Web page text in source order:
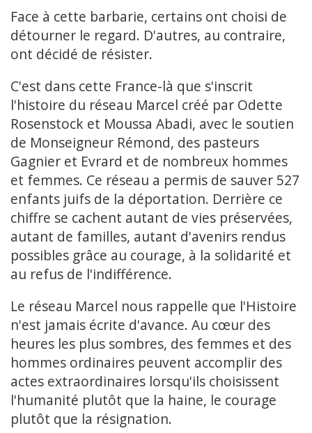
Face à cette barbarie, certains ont choisi de
détourner le regard. D'autres, au contraire,
ont décidé de résister.
C'est dans cette France-là que s'inscrit
l'histoire du réseau Marcel créé par Odette
Rosenstock et Moussa Abadi, avec le soutien
de Monseigneur Rémond, des pasteurs
Gagnier et Evrard et de nombreux hommes
et femmes. Ce réseau a permis de sauver 527
enfants juifs de la déportation. Derrière ce
chiffre se cachent autant de vies préservées,
autant de familles, autant d'avenirs rendus
possibles grâce au courage, à la solidarité et
au refus de l'indifférence.
Le réseau Marcel nous rappelle que l'Histoire
n'est jamais écrite d'avance. Au cœur des
heures les plus sombres, des femmes et des
hommes ordinaires peuvent accomplir des
actes extraordinaires lorsqu'ils choisissent
l'humanité plutôt que la haine, le courage
plutôt que la résignation.